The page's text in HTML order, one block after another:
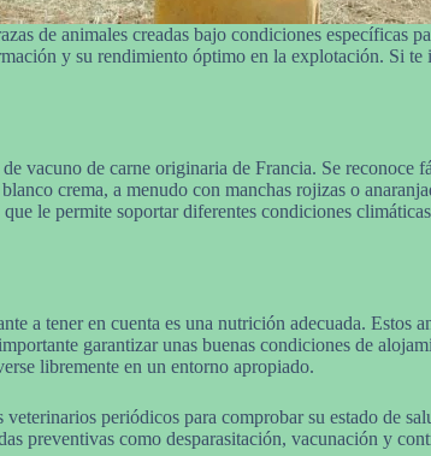
de animales creadas bajo condiciones específicas
y su rendimiento óptimo en la explotación. Si te
vacuno de carne originaria de Francia. Se
crema, a menudo con manchas rojizas o
le permite soportar diferentes condiciones
a tener en cuenta es una nutrición adecuada.
garantizar unas buenas condiciones de
libremente en un entorno apropiado.
periódicos para comprobar su estado de
preventivas como desparasitación, vacunación y